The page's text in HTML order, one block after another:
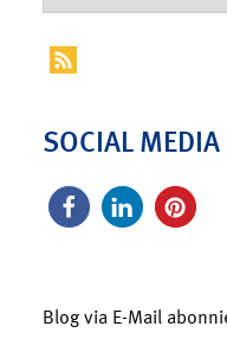
SOCIAL MEDIA
Blog via E-Mail